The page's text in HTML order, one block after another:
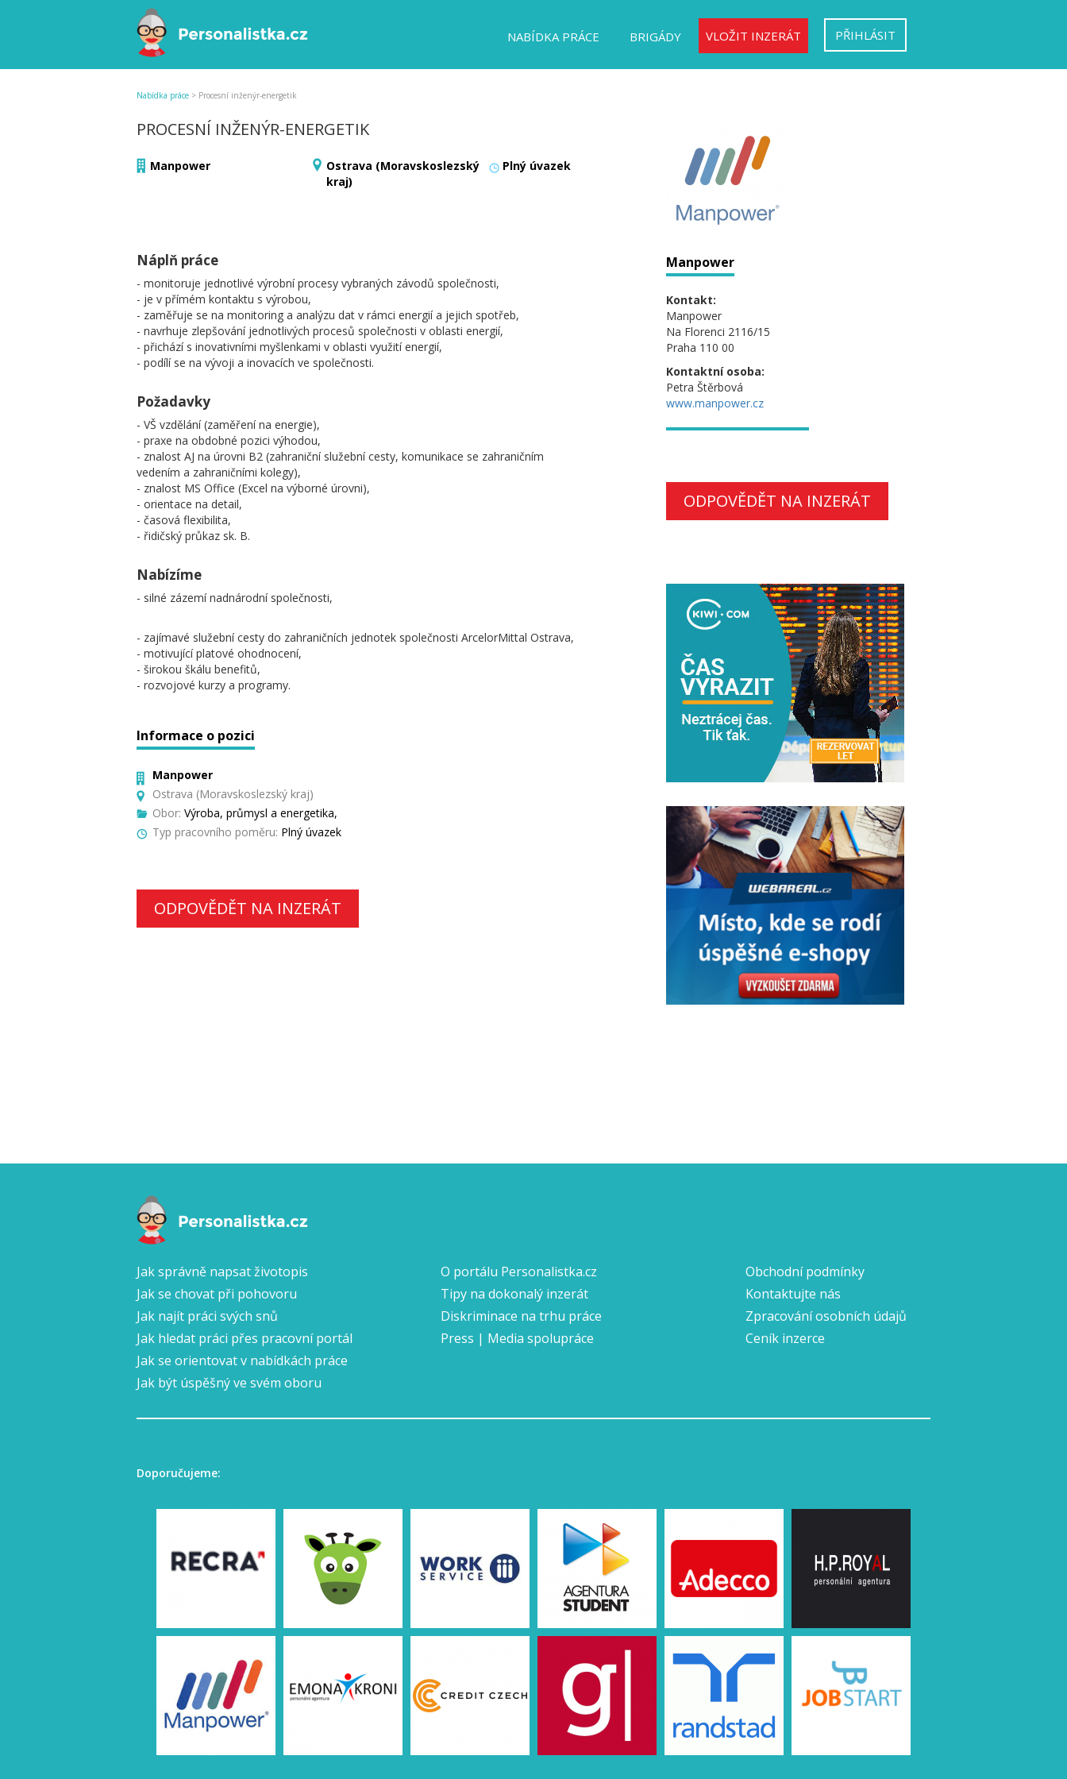
NABÍDKA PRÁCE BRIGÁDY VLOŽIT INZERÁT PŘIHLÁSIT
Nabídka práce > Procesní inženýr-energetik
PROCESNÍ INŽENÝR-ENERGETIK
Manpower
Ostrava (Moravskoslezský
kraj)
Plný úvazek
Náplň práce
- monitoruje jednotlivé výrobní procesy vybraných závodů společnosti,
- je v přímém kontaktu s výrobou,
- zaměřuje se na monitoring a analýzu dat v rámci energií a jejich spotřeb,
- navrhuje zlepšování jednotlivých procesů společnosti v oblasti energií,
- přichází s inovativními myšlenkami v oblasti využití energií,
- podílí se na vývoji a inovacích ve společnosti.
Požadavky
- VŠ vzdělání (zaměření na energie),
- praxe na obdobné pozici výhodou,
- znalost AJ na úrovni B2 (zahraniční služební cesty, komunikace se zahraničním
vedením a zahraničními kolegy),
- znalost MS Office (Excel na výborné úrovni),
- orientace na detail,
- časová flexibilita,
- řidičský průkaz sk. B.
Nabízíme
- silné zázemí nadnárodní společnosti,
- zajímavé služební cesty do zahraničních jednotek společnosti ArcelorMittal Ostrava,
- motivující platové ohodnocení,
- širokou škálu benefitů,
- rozvojové kurzy a programy.
Informace o pozici
Manpower
Ostrava (Moravskoslezský kraj)
Obor: Výroba, průmysl a energetika,
Typ pracovního poměru: Plný úvazek
ODPOVĚDĚT NA INZERÁT
Manpower
Kontakt:
Manpower
Na Florenci 2116/15
Praha 110 00
Kontaktní osoba:
Petra Štěrbová
www.manpower.cz
ODPOVĚDĚT NA INZERÁT
Jak správně napsat životopis
Jak se chovat při pohovoru
Jak najít práci svých snů
Jak hledat práci přes pracovní portál
Jak se orientovat v nabídkách práce
Jak být úspěšný ve svém oboru
O portálu Personalistka.cz
Tipy na dokonalý inzerát
Diskriminace na trhu práce
Press | Media spolupráce
Obchodní podmínky
Kontaktujte nás
Zpracování osobních údajů
Ceník inzerce
Doporučujeme: